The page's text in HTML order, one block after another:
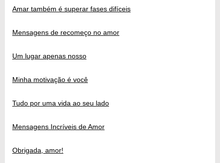
Amar também é superar fases difíceis
Mensagens de recomeço no amor
Um lugar apenas nosso
Minha motivação é você
Tudo por uma vida ao seu lado
Mensagens Incríveis de Amor
Obrigada, amor!